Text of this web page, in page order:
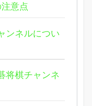
意点
ンネルについ
将棋チャンネ